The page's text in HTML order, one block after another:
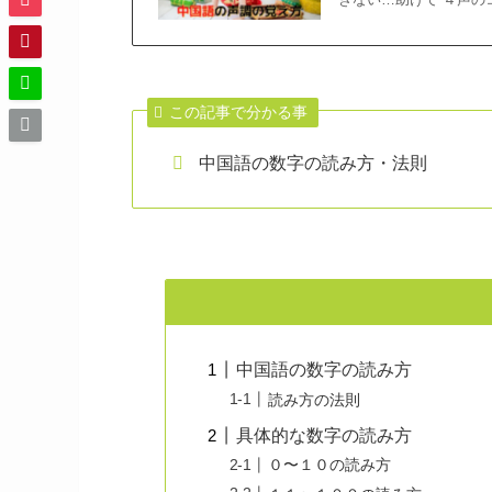
この記事で分かる事
中国語の数字の読み方・法則
中国語の数字の読み方
読み方の法則
具体的な数字の読み方
０〜１０の読み方